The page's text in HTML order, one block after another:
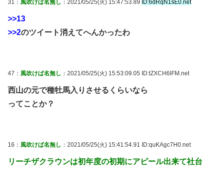
31： 風吹けば名無し ：2021/05/25(火) 15:47:53.89 ID:6dRqN1sE0.net
>>13
>>2のツイート消えてへんかったわ
47： 風吹けば名無し ：2021/05/25(火) 15:53:09.05 ID:tZXCH6lFM.net
西山の元で種牡馬入りさせるくらいなら
ってことか？
16： 風吹けば名無し ：2021/05/25(火) 15:41:54.91 ID:quKAgc7H0.net
リーチザクラウンは初年度の初期にアピール出来て社台